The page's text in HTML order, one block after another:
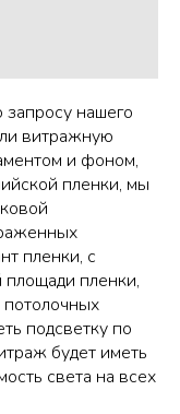
запросу нашего
витражную
и фоном,
пленки, мы
пленки, с
пленки,
потолочных
подсветку по
будет иметь
света на всех